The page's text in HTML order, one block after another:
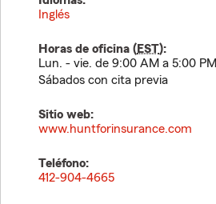
Inglés
Horas de oficina (EST):
Lun. - vie. de 9:00 AM a 5:00 PM
Sábados con cita previa
Sitio web:
www.huntforinsurance.com
Teléfono:
412-904-4665